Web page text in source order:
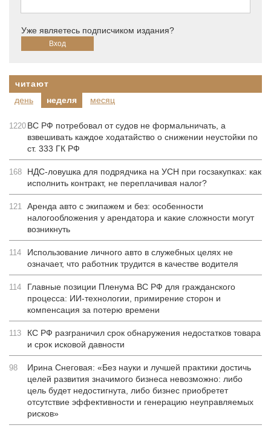
Уже являетесь подписчиком издания?
читают
день
неделя месяц
1220 ВС РФ потребовал от судов не формальничать, а
взвешивать каждое ходатайство о снижении неустойки по
ст. 333 ГК РФ
168
НДС-ловушка для подрядчика на УСН при госзакупках: как
исполнить контракт, не переплачивая налог?
121
Аренда авто с экипажем и без: особенности
налогообложения у арендатора и какие сложности могут
возникнуть
114
Использование личного авто в служебных целях не
означает, что работник трудится в качестве водителя
114
Главные позиции Пленума ВС РФ для гражданского
процесса: ИИ-технологии, примирение сторон и
компенсация за потерю времени
113
КС РФ разграничил срок обнаружения недостатков товара
и срок исковой давности
98
Ирина Снеговая: «Без науки и лучшей практики достичь
целей развития значимого бизнеса невозможно: либо
цель будет недостигнута, либо бизнес приобретет
отсутствие эффективности и генерацию неуправляемых
рисков»